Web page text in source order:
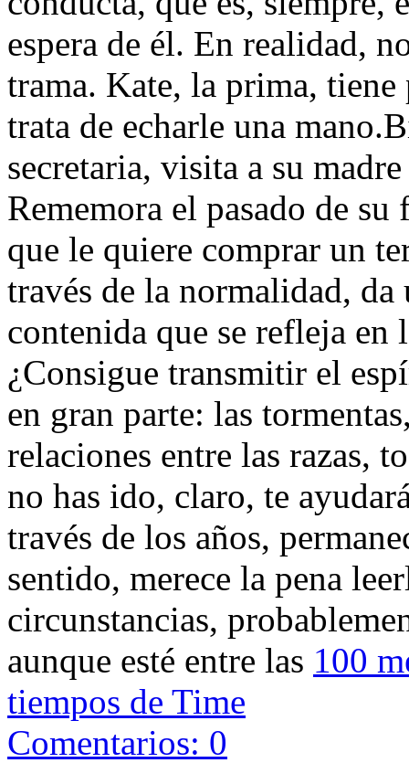
espera de él. En realidad,
trama. Kate, la prima,
trata de echarle una
secretaria, visita a su
Rememora el pasado de
que le quiere comprar un
través de la normalidad,
contenida que se refleja en
¿Consigue transmitir el
en gran parte: las
relaciones entre las razas,
no has ido, claro, te
través de los años,
sentido, merece la pena
circunstancias,
aunque esté entre las 100
tiempos de Time
Comentarios: 0